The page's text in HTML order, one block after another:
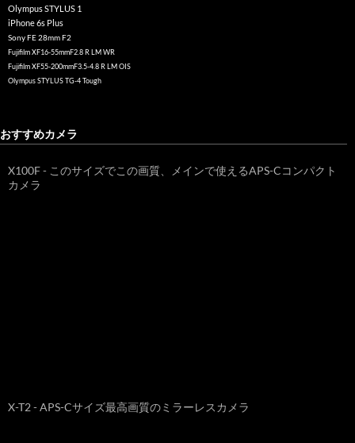
Olympus STYLUS 1
iPhone 6s Plus
Sony FE 28mm F2
Fujifilm XF16-55mmF2.8 R LM WR
Fujifilm XF55-200mmF3.5-4.8 R LM OIS
Olympus STYLUS TG-4 Tough
おすすめカメラ
X100F - このサイズでこの画質、メインで使えるAPS-Cコンパクト
カメラ
X-T2 - APS-Cサイズ最高画質のミラーレスカメラ